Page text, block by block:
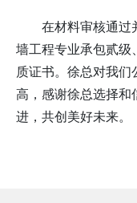
在材料审核通过
墙工程专业承包贰级、
质证书。 徐总对我们
高，感谢徐总选择和
进，共创美好未来。